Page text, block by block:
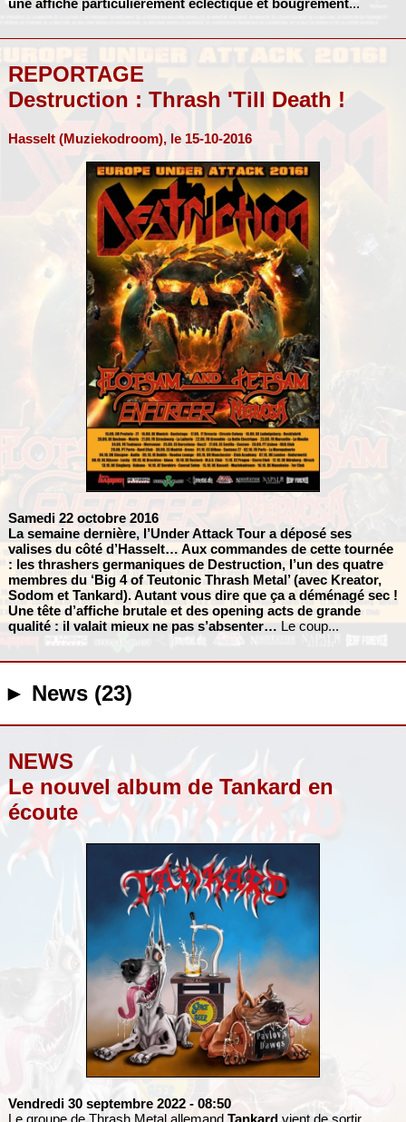
une affiche particulièrement éclectique et bougrement...
REPORTAGE
Destruction : Thrash 'Till Death !
Hasselt (Muziekodroom), le 15-10-2016
Samedi 22 octobre 2016
La semaine dernière, l’Under Attack Tour a déposé ses
valises du côté d’Hasselt… Aux commandes de cette tournée
: les thrashers germaniques de Destruction, l’un des quatre
membres du ‘Big 4 of Teutonic Thrash Metal’ (avec Kreator,
Sodomet Tankard). Autant vous dire que ça a déménagé sec !
Une tête d’affiche brutale et des opening acts de grande
qualité : il valait mieux ne pas s’absenter…Le coup...
► News (23)
NEWS
Le nouvel album de Tankard en
écoute
Vendredi 30 septembre 2022 - 08:50
Le groupe de Thrash Metal allemand Tankardvient de sortir